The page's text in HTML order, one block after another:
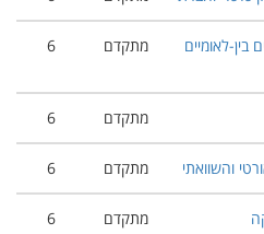
בין-לאומיים
מתקדם 6
מתקדם 6
והשוואתי מתקדם 6
מתקדם 6